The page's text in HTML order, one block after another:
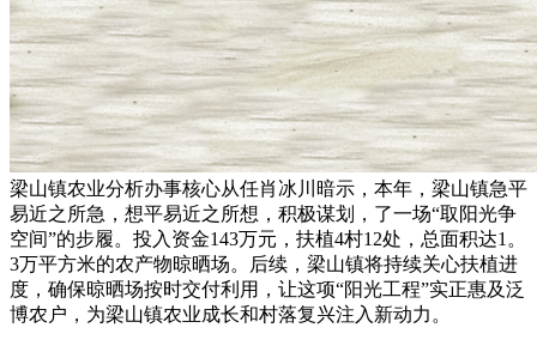
梁山镇农业分析办事核心从任肖冰川暗示，本年，梁山镇急平
易近之所急，想平易近之所想，积极谋划，了一场“取阳光争
空间”的步履。投入资金143万元，扶植4村12处，总面积达1。
3万平方米的农产物晾晒场。后续，梁山镇将持续关心扶植进
度，确保晾晒场按时交付利用，让这项“阳光工程”实正惠及泛
博农户，为梁山镇农业成长和村落复兴注入新动力。